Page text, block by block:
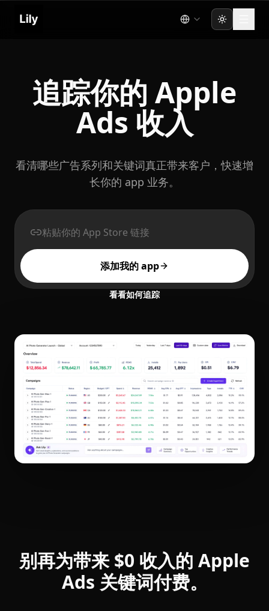
Toggle
追踪你的 Apple
Ads 收入
看清哪些广告系列和关键词真正带来客户，快速增
长你的 app 业务。
添加我的 app
看看如何追踪
别再为带来 $0 收入的 Apple
Ads 关键词付费。